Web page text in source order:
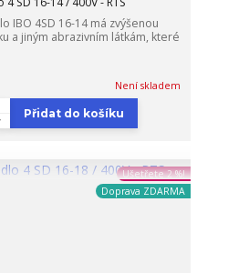
IBO 4SD 16-14 má zvýšenou
a jiným abrazivním látkám, které
Není skladem
Přidat do košíku
Ušetřete 2 %!
Doprava ZDARMA